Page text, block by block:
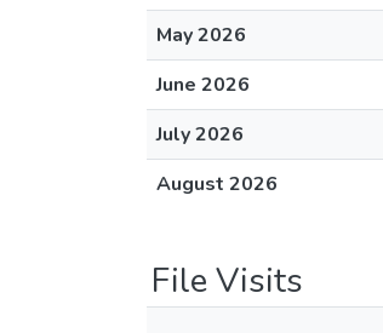
May 2026
June 2026
July 2026
August 2026
File Visits